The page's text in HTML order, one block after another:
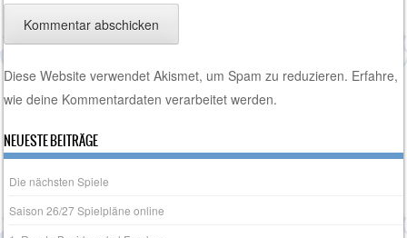
Diese Website verwendet Akismet, um Spam zu reduzieren. Erfahre,
wie deine Kommentardaten verarbeitet werden.
NEUESTE BEITRÄGE
Die nächsten Spiele
Saison 26/27 Spielpläne online